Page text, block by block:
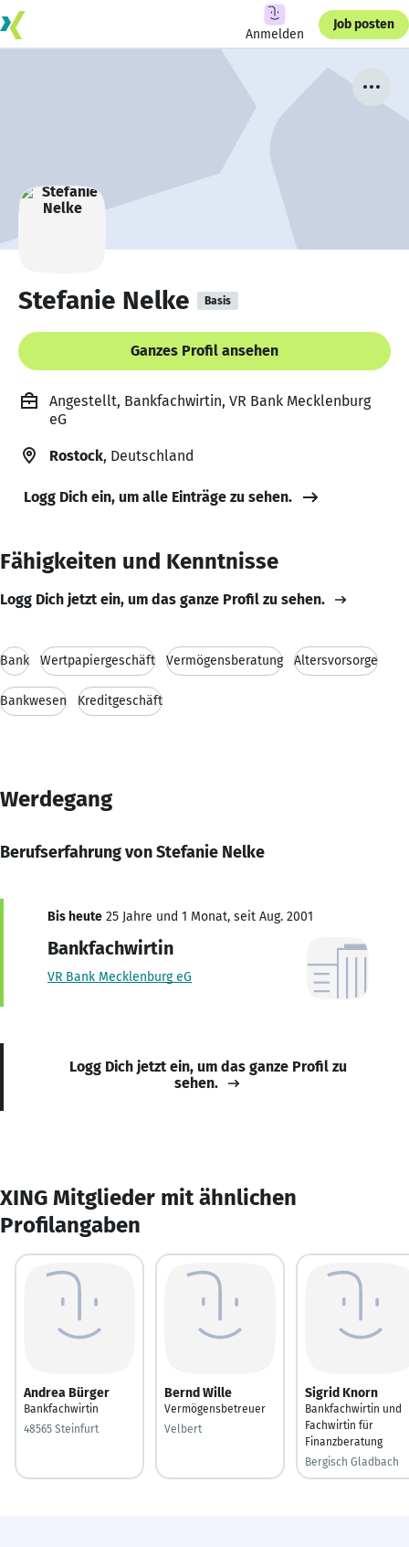
Anmelden
Job posten
Stefanie Nelke Basis
Ganzes Profil ansehen
Angestellt, Bankfachwirtin, VR Bank Mecklenburg
eG
Rostock, Deutschland
Logg Dich ein, um alle Einträge zu sehen.
Fähigkeiten und Kenntnisse
Logg Dich jetzt ein, um das ganze Profil zu sehen.
Bank Wertpapiergeschäft Vermögensberatung Altersvorsorge
Bankwesen Kreditgeschäft
Werdegang
Berufserfahrung von Stefanie Nelke
Bis heute 25 Jahre und 1 Monat, seit Aug. 2001
Bankfachwirtin
VR Bank Mecklenburg eG
Logg Dich jetzt ein, um das ganze Profil zu
sehen.
XING Mitglieder mit ähnlichen
Profilangaben
Andrea Bürger
Bankfachwirtin
48565 Steinfurt
Bernd Wille
Vermögensbetreuer
Velbert
Sigrid Knorn
Bankfachwirtin und
Fachwirtin für
Finanzberatung
Bergisch Gladbach